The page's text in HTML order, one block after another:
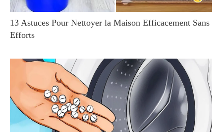
13 Astuces Pour Nettoyer la Maison Efficacement Sans
Efforts